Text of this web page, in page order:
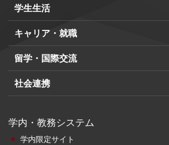
学生生活
キャリア・就職
留学・国際交流
社会連携
学内・教務システム
学内限定サイト